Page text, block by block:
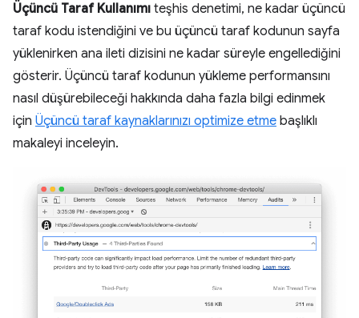
Üçüncü Taraf Kullanımı teşhis denetimi, ne kadar üçüncü
taraf kodu istendiğini ve bu üçüncü taraf kodunun sayfa
yüklenirken ana ileti dizisini ne kadar süreyle engellediğini
gösterir. Üçüncü taraf kodunun yükleme performansını
nasıl düşürebileceği hakkında daha fazla bilgi edinmek
için Üçüncü taraf kaynaklarınızı optimize etme başlıklı
makaleyi inceleyin.